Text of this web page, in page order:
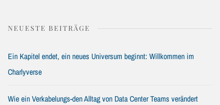
NEUESTE BEITRÄGE
Ein Kapitel endet, ein neues Universum beginnt: Willkommen im
Charlyverse
Wie ein Verkabelungs-den Alltag von Data Center Teams verändert